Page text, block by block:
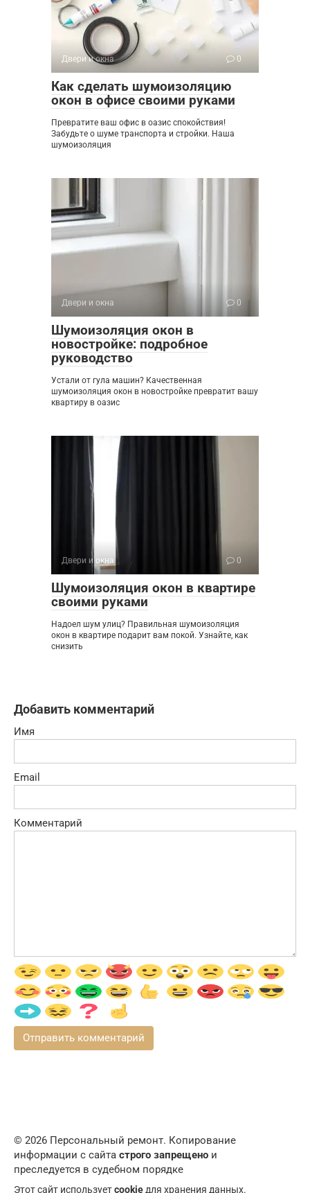
Двери и окна 0
Как сделать шумоизоляцию
окон в офисе своими руками
Превратите ваш офис в оазис спокойствия!
Забудьте о шуме транспорта и стройки. Наша
шумоизоляция
Двери и окна 0
Шумоизоляция окон в
новостройке: подробное
руководство
Устали от гула машин? Качественная
шумоизоляция окон в новостройке превратит вашу
квартиру в оазис
Двери и окна 0
Шумоизоляция окон в квартире
своими руками
Надоел шум улиц? Правильная шумоизоляция
окон в квартире подарит вам покой. Узнайте, как
снизить
Добавить комментарий
Имя
Email
Комментарий
© 2026 Персональный ремонт. Копирование
информации с сайта строго запрещено и
преследуется в судебном порядке
Этот сайт используетcookie для хранения данных.